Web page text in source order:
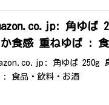
角ゆば
か食感 重ねゆば :
角ゆば 250g
: 食品・飲料・お酒